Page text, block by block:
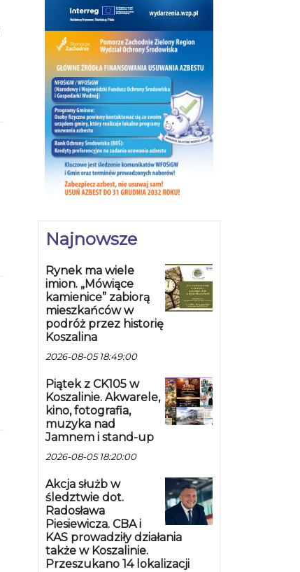
Najnowsze
Rynek ma wiele
imion. „Mówiące
kamienice” zabiorą
mieszkańców w
podróż przez historię
Koszalina
2026-08-05 18:49:00
Piątek z CK105 w
Koszalinie. Akwarele,
kino, fotografia,
muzyka nad
Jamnem i stand-up
2026-08-05 18:20:00
Akcja służb w
śledztwie dot.
Radosława
Piesiewicza. CBA i
KAS prowadziły działania
także w Koszalinie.
Przeszukano 14 lokalizacji